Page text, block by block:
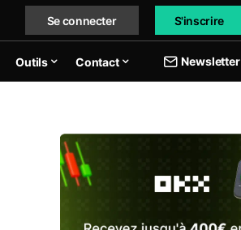
Se connecter S'inscrire
Outils Contact Newsletter